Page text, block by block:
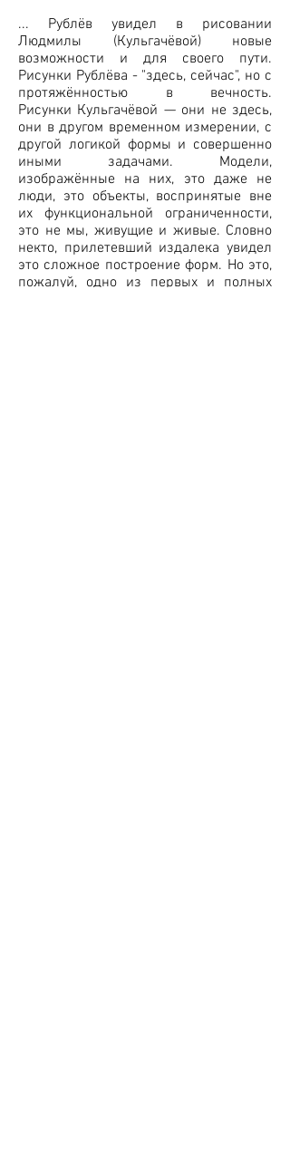
... Рублёв увидел в рисовании
Людмилы (Кульгачёвой) новые
возможности и для своего пути.
Рисунки Рублёва - "здесь, сейчас", но с
протяжённостью в вечность.
Рисунки Кульгачёвой — они не здесь,
они в другом временном измерении, с
другой логикой формы и совершенно
иными задачами. Модели,
изображённые на них, это даже не
люди, это объекты, воспринятые вне
их функциональной ограниченности,
это не мы, живущие и живые. Словно
некто, прилетевший издалека увидел
это сложное построение форм. Но это,
пожалуй, одно из первых и полных